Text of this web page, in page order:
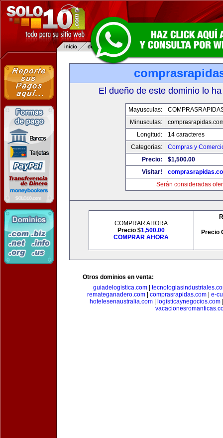
El dueño de este dominio lo
Mayusculas:
Minusculas:
Longitud:
14 caracteres
Categorias:
Compras y
Precio:
$1,500.00
Visitar!
Serán consideradas
COMPRAR AHORA
Precio $1,500.00
COMPRAR AHORA
Precio
Otros dominios en venta:
guiadelogistica.com|
remateganadero.com
comprasrapidas.com
e-
hotelesenaustralia.com| logisticaynegocios.com